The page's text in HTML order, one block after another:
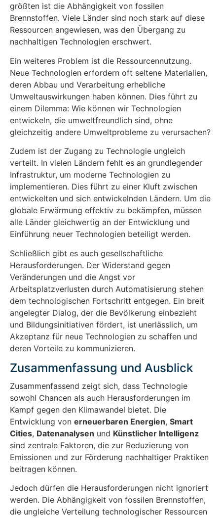
größten ist die Abhängigkeit von fossilen
Brennstoffen. Viele Länder sind noch stark auf diese
Ressourcen angewiesen, was den Übergang zu
nachhaltigen Technologien erschwert.
Ein weiteres Problem ist die Ressourcennutzung.
Neue Technologien erfordern oft seltene Materialien,
deren Abbau und Verarbeitung erhebliche
Umweltauswirkungen haben können. Dies führt zu
einem Dilemma: Wie können wir Technologien
entwickeln, die umweltfreundlich sind, ohne
gleichzeitig andere Umweltprobleme zu verursachen?
Zudem ist der Zugang zu Technologie ungleich
verteilt. In vielen Ländern fehlt es an grundlegender
Infrastruktur, um moderne Technologien zu
implementieren. Dies führt zu einer Kluft zwischen
entwickelten und sich entwickelnden Ländern. Um die
globale Erwärmung effektiv zu bekämpfen, müssen
alle Länder gleichwertig an der Entwicklung und
Einführung neuer Technologien beteiligt werden.
Schließlich gibt es auch gesellschaftliche
Herausforderungen. Der Widerstand gegen
Veränderungen und die Angst vor
Arbeitsplatzverlusten durch Automatisierung stehen
dem technologischen Fortschritt entgegen. Ein breit
angelegter Dialog, der die Bevölkerung einbezieht
und Bildungsinitiativen fördert, ist unerlässlich, um
Akzeptanz für neue Technologien zu schaffen und
deren Vorteile zu kommunizieren.
Zusammenfassung und Ausblick
Zusammenfassend zeigt sich, dass Technologie
sowohl Chancen als auch Herausforderungen im
Kampf gegen den Klimawandel bietet. Die
Entwicklung von erneuerbaren Energien, Smart
Cities, Datenanalysen und Künstlicher Intelligenz
sind zentrale Faktoren, die zur Reduzierung von
Emissionen und zur Förderung nachhaltiger Praktiken
beitragen können.
Jedoch dürfen die Herausforderungen nicht ignoriert
werden. Die Abhängigkeit von fossilen Brennstoffen,
die ungleiche Verteilung technologischer Ressourcen